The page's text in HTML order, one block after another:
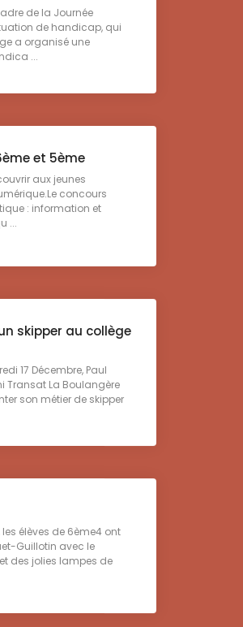
de la Journée
de handicap, qui
a organisé une
...
et 5ème
aux jeunes
concours
: information et
...
skipper au collège
17 Décembre, Paul
Transat La Boulangère
son métier de skipper
élèves de 6ème4 ont
Guillotin avec le
des jolies lampes de